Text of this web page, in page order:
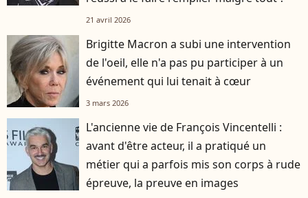
21 avril 2026
Brigitte Macron a subi une intervention
de l'oeil, elle n'a pas pu participer à un
événement qui lui tenait à cœur
3 mars 2026
L'ancienne vie de François Vincentelli :
avant d'être acteur, il a pratiqué un
métier qui a parfois mis son corps à rude
épreuve, la preuve en images